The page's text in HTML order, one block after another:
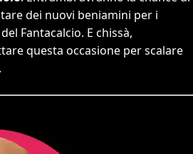
dei nuovi beniamini per i
Fantacalcio. E chissà,
questa occasione per scalare